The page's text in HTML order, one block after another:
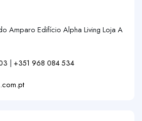
Amparo Edifício Alpha Living Loja A
| +351 968 084 534